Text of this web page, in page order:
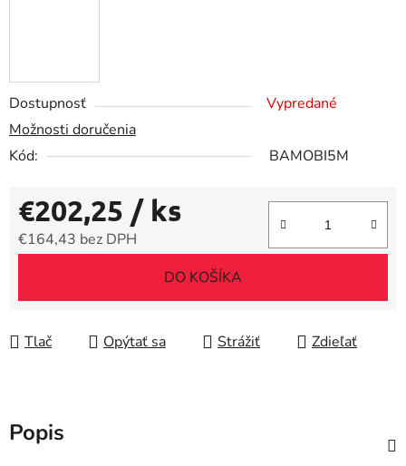
Dostupnosť
Vypredané
Možnosti doručenia
Kód:
BAMOBI5M
€202,25 / ks
€164,43 bez DPH
DO KOŠÍKA
Tlač Opýtať sa Strážiť Zdieľať
Popis